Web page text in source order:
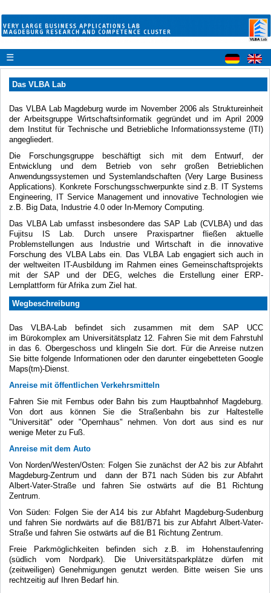
☰
Das VLBA Lab
Das VLBA Lab Magdeburg wurde im November 2006 als Struktureinheit
der Arbeitsgruppe Wirtschaftsinformatik gegründet und im April 2009
dem Institut für Technische und Betriebliche Informationssysteme (ITI)
angegliedert.
Die Forschungsgruppe beschäftigt sich mit dem Entwurf, der
Entwicklung und dem Betrieb von sehr großen Betrieblichen
Anwendungssystemen und Systemlandschaften (Very Large Business
Applications). Konkrete Forschungsschwerpunkte sind z.B. IT Systems
Engineering, IT Service Management und innovative Technologien wie
z.B. Big Data, Industrie 4.0 oder In-Memory Computing.
Das VLBA Lab umfasst insbesondere das SAP Lab (CVLBA) und das
Fujitsu IS Lab. Durch unsere Praxispartner fließen aktuelle
Problemstellungen aus Industrie und Wirtschaft in die innovative
Forschung des VLBA Labs ein. Das VLBA Lab engagiert sich auch in
der weltweiten IT-Ausbildung im Rahmen eines Gemeinschaftsprojekts
mit der SAP und der DEG, welches die Erstellung einer ERP-
Lernplattform für Afrika zum Ziel hat.
Wegbeschreibung
Das VLBA-Lab befindet sich zusammen mit dem SAP UCC
im Bürokomplex am Universitätsplatz 12. Fahren Sie mit dem Fahrstuhl
in das 6. Obergeschoss und klingeln Sie dort. Für die Anreise nutzen
Sie bitte folgende Informationen oder den darunter eingebetteten Google
Maps(tm)-Dienst.
Anreise mit öffentlichen Verkehrsmitteln
Fahren Sie mit Fernbus oder Bahn bis zum Hauptbahnhof Magdeburg.
Von dort aus können Sie die Straßenbahn bis zur Haltestelle
"Universität" oder "Opernhaus" nehmen. Von dort aus sind es nur
wenige Meter zu Fuß.
Anreise mit dem Auto
Von Norden/Westen/Osten: Folgen Sie zunächst der A2 bis zur Abfahrt
Magdeburg-Zentrum und dann der B71 nach Süden bis zur Abfahrt
Albert-Vater-Straße und fahren Sie ostwärts auf die B1 Richtung
Zentrum.
Von Süden: Folgen Sie der A14 bis zur Abfahrt Magdeburg-Sudenburg
und fahren Sie nordwärts auf die B81/B71 bis zur Abfahrt Albert-Vater-
Straße und fahren Sie ostwärts auf die B1 Richtung Zentrum.
Freie Parkmöglichkeiten befinden sich z.B. im Hohenstaufenring
(südlich vom Nordpark). Die Universitätsparkplätze dürfen mit
(zeitweiligen) Genehmigungen genutzt werden. Bitte weisen Sie uns
rechtzeitig auf Ihren Bedarf hin.